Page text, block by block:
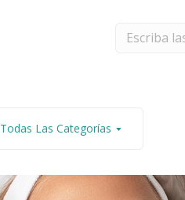
Todas Las Categorías